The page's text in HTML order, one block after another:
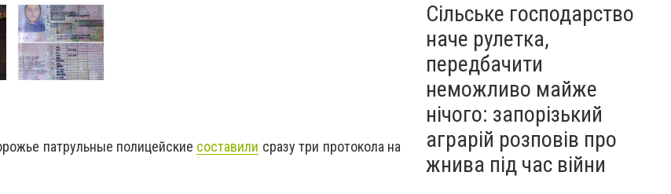
патрульные полицейские составили сразу три протокола на
Сільське господарство
наче рулетка,
передбачити
неможливо майже
нічого: запорізький
аграрій розповів про
жнива під час війни